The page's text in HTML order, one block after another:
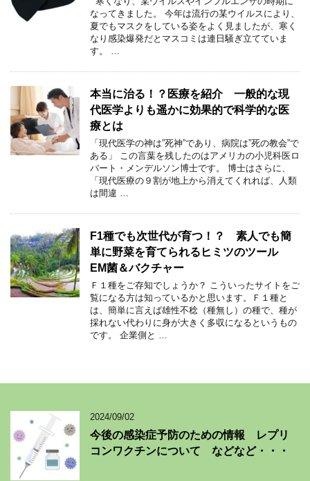
なってきました。 今年は流行の某ウイルスにより、
夏でもマスクをしている姿をよく見ましたが、寒く
なり感染爆発だとマスコミは連日騒ぎ立てていま
す。 …
本当に治る！？医療を紹介 一般的な現
代医学よりも遥かに効果的で科学的な医
療とは
「現代医学の神は”死神”であり、病院は”死の教会”で
ある」 この言葉を残したのはアメリカの小児科医ロ
バート・メンデルソン博士です。 博士はさらに、
「現代医療の９割が地上から消えてくれれば、人類
は間違 …
F1種でも次世代が育つ！？ 素人でも簡
単に野菜を育てられるヒミツのツール
EM菌＆バクチャー
Ｆ１種をご存知でしょうか？ こういったサイトをご
覧になる方は知っているかと思います。Ｆ１種と
は、簡単に言えば雄性不稔（種無し）の種で、種が
採れない代わりに身が大きく多収になるというもの
です。 企業側と …
2024/09/02
今後の感染症予防のための情報 レプリ
コンワクチンについて などなど・・・